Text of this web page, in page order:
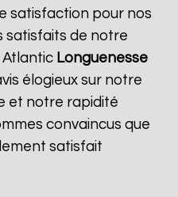
satisfaction pour nos
satisfaits de notre
Longuenesse
élogieux sur notre
et notre rapidité
convaincus que
satisfait